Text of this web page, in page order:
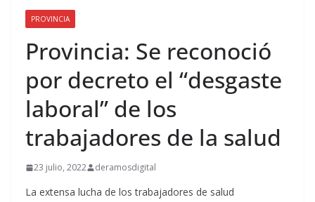
PROVINCIA
Provincia: Se reconoció
por decreto el “desgaste
laboral” de los
trabajadores de la salud
23 julio, 2022 deramosdigital
La extensa lucha de los trabajadores de salud